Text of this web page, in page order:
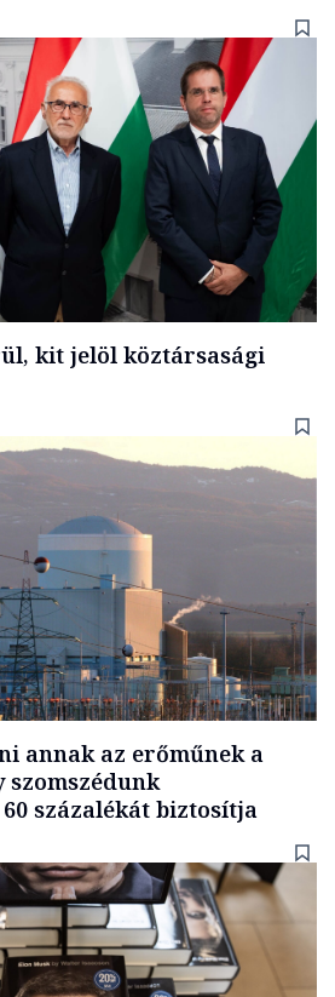
kit jelöl köztársasági
annak az erőműnek a
szomszédunk
százalékát biztosítja